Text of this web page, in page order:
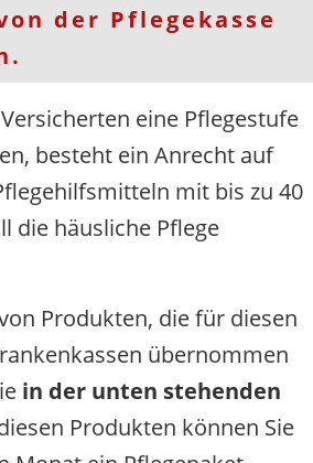
der Pflegekasse
eine Pflegestufe
besteht ein Anrecht auf
mit bis zu 40
die häusliche Pflege
Produkten, die für diesen
übernommen
in der unten stehenden
Produkten können Sie